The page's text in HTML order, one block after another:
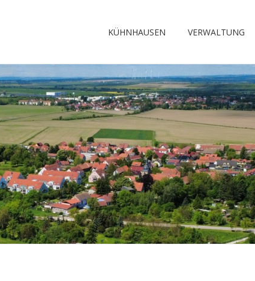
KÜHNHAUSEN VERWALTUNG